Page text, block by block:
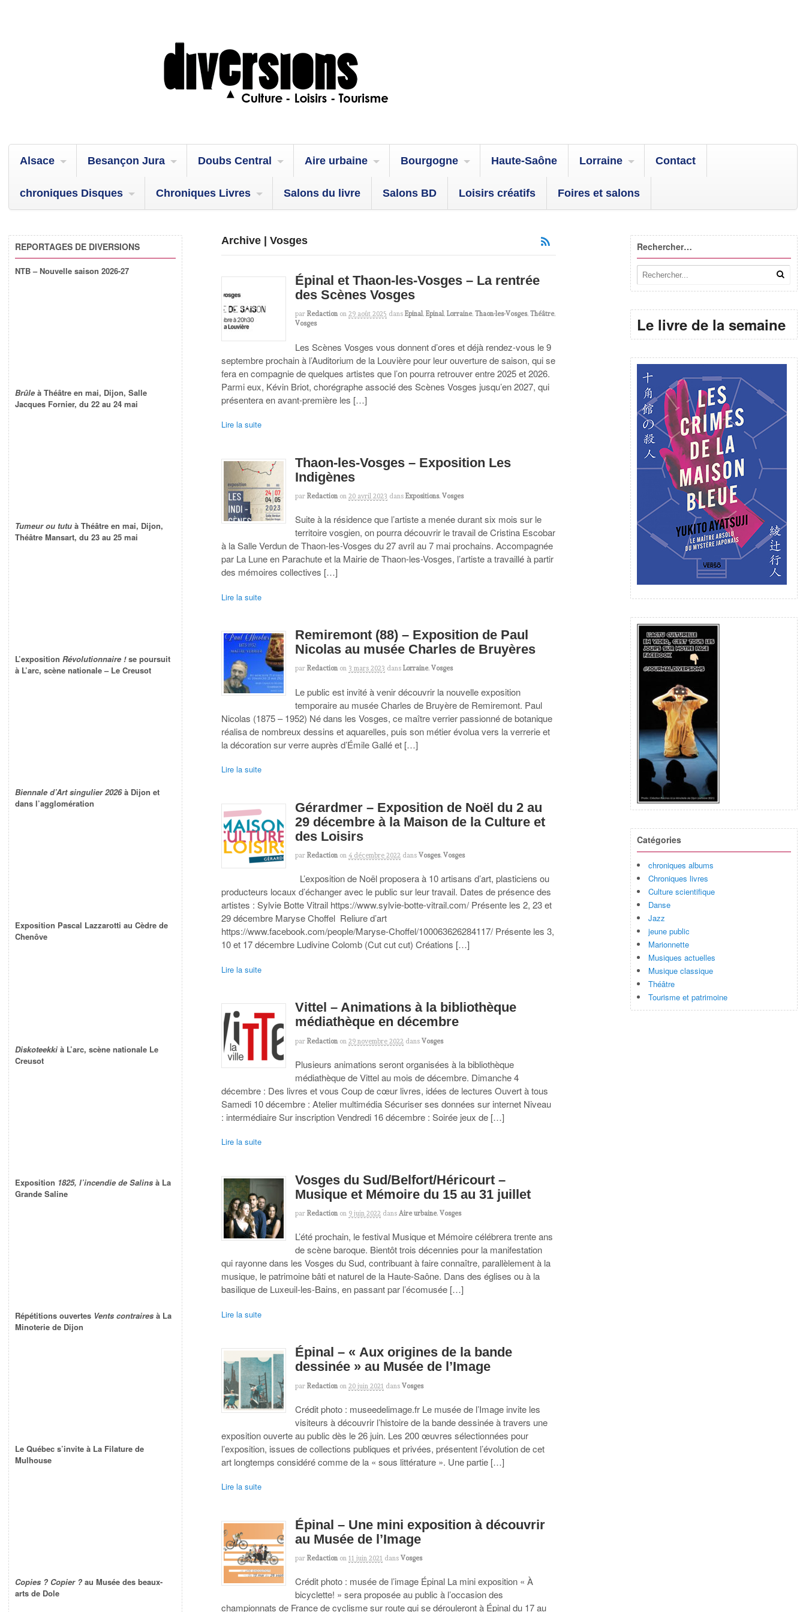
Alsace Besançon Jura Doubs Central Aire urbaine Bourgogne Haute-Saône Lorraine Contact
chroniques Disques Chroniques Livres Salons du livre Salons BD Loisirs créatifs Foires et salons
Archive | Vosges
Épinal et Thaon-les-Vosges – La rentrée
des Scènes Vosges
par Redaction on 29 août 2025 dans Epinal,Epinal,Lorraine,Thaon-les-Vosges,Théâtre,
Vosges
Les Scènes Vosges vous donnent d’ores et déjà rendez-vous le 9
septembre prochain à l’Auditorium de la Louvière pour leur ouverture de saison, qui se
fera en compagnie de quelques artistes que l’on pourra retrouver entre 2025 et 2026.
Parmi eux, Kévin Briot, chorégraphe associé des Scènes Vosges jusqu’en 2027, qui
présentera en avant-première les […]
Lire la suite
Thaon-les-Vosges – Exposition Les
Indigènes
par Redaction on 20 avril 2023 dans Expositions,Vosges
Suite à la résidence que l’artiste a menée durant six mois sur le
territoire vosgien, on pourra découvrir le travail de Cristina Escobar
à la Salle Verdun de Thaon-les-Vosges du 27 avril au 7 mai prochains. Accompagnée
par La Lune en Parachute et la Mairie de Thaon-les-Vosges, l’artiste a travaillé à partir
des mémoires collectives […]
Lire la suite
Remiremont (88) – Exposition de Paul
Nicolas au musée Charles de Bruyères
par Redaction on 3 mars 2023 dans Lorraine,Vosges
Le public est invité à venir découvrir la nouvelle exposition
temporaire au musée Charles de Bruyère de Remiremont. Paul
Nicolas (1875 – 1952) Né dans les Vosges, ce maître verrier passionné de botanique
réalisa de nombreux dessins et aquarelles, puis son métier évolua vers la verrerie et
la décoration sur verre auprès d’Émile Gallé et […]
Lire la suite
Gérardmer – Exposition de Noël du 2 au
29 décembre à la Maison de la Culture et
des Loisirs
par Redaction on 4 décembre 2022 dans Vosges,Vosges
L’exposition de Noël proposera à 10 artisans d’art, plasticiens ou
producteurs locaux d’échanger avec le public sur leur travail. Dates de présence des
artistes : Sylvie Botte Vitrail https://www.sylvie-botte-vitrail.com/ Présente les 2, 23 et
29 décembre Maryse Choffel Reliure d’art
https://www.facebook.com/people/Maryse-Choffel/100063626284117/ Présente les 3,
10 et 17 décembre Ludivine Colomb (Cut cut cut) Créations […]
Lire la suite
Vittel – Animations à la bibliothèque
médiathèque en décembre
par Redaction on 29 novembre 2022 dans Vosges
Plusieurs animations seront organisées à la bibliothèque
médiathèque de Vittel au mois de décembre. Dimanche 4
décembre : Des livres et vous Coup de cœur livres, idées de lectures Ouvert à tous
Samedi 10 décembre : Atelier multimédia Sécuriser ses données sur internet Niveau
: intermédiaire Sur inscription Vendredi 16 décembre : Soirée jeux de […]
Lire la suite
Vosges du Sud/Belfort/Héricourt –
Musique et Mémoire du 15 au 31 juillet
par Redaction on 9 juin 2022 dans Aire urbaine,Vosges
L’été prochain, le festival Musique et Mémoire célébrera trente ans
de scène baroque. Bientôt trois décennies pour la manifestation
qui rayonne dans les Vosges du Sud, contribuant à faire connaître, parallèlement à la
musique, le patrimoine bâti et naturel de la Haute-Saône. Dans des églises ou à la
basilique de Luxeuil-les-Bains, en passant par l’écomusée […]
Lire la suite
Épinal – « Aux origines de la bande
dessinée » au Musée de l’Image
par Redaction on 20 juin 2021 dans Vosges
Crédit photo : museedelimage.fr Le musée de l’Image invite les
visiteurs à découvrir l’histoire de la bande dessinée à travers une
exposition ouverte au public dès le 26 juin. Les 200 œuvres sélectionnées pour
l’exposition, issues de collections publiques et privées, présentent l’évolution de cet
art longtemps considéré comme de la « sous littérature ». Une partie […]
Lire la suite
Épinal – Une mini exposition à découvrir
au Musée de l’Image
par Redaction on 11 juin 2021 dans Vosges
Crédit photo : musée de l’image Épinal La mini exposition « À
bicyclette! » sera proposée au public à l’occasion des
championnats de France de cyclisme sur route qui se dérouleront à Épinal du 17 au
Rechercher…
Le livre de la semaine
Catégories
chroniques albums
Chroniques livres
Culture scientifique
Danse
Jazz
jeune public
Marionnette
Musiques actuelles
Musique classique
Théâtre
Tourisme et patrimoine
REPORTAGES DE DIVERSIONS
NTB – Nouvelle saison 2026-27
Brûle à Théâtre en mai, Dijon, Salle
Jacques Fornier, du 22 au 24 mai
Tumeur ou tutu à Théâtre en mai, Dijon,
Théâtre Mansart, du 23 au 25 mai
L’exposition Révolutionnaire !se poursuit
à L’arc, scène nationale – Le Creusot
Biennale d’Art singulier 2026à Dijon et
dans l’agglomération
Exposition Pascal Lazzarotti au Cèdre de
Chenôve
Diskoteekki à L’arc, scène nationale Le
Creusot
Exposition 1825, l’incendie de Salins à La
Grande Saline
Répétitions ouvertes Vents contraires à La
Minoterie de Dijon
Le Québec s’invite à La Filature de
Mulhouse
Copies ? Copier ? au Musée des beaux-
arts de Dole